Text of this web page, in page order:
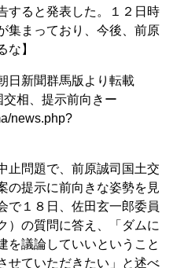
すると発表した。１２日時
集まっており、今後、前原
な】
新聞群馬版より転載
相、提示前向きー
news.php?
問題で、前原誠司国土交
の提示に前向きな姿勢を見
で１８日、佐田玄一郎委員
）の質問に答え、「ダムに
を議論していいということ
せていただきたい」と述べ